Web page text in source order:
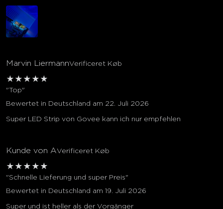
Marvin LiermannVerificeret Køb
★ ★ ★ ★ ★
"Top"
Bewertet in Deutschland am 22. Juli 2026
Super LED Strip von Govee kann ich nur empfehlen
Kunde von AVerificeret Køb
★ ★ ★ ★ ★
"Schnelle Lieferung und super Preis"
Bewertet in Deutschland am 19. Juli 2026
Super und ist heller als der Vorgänger